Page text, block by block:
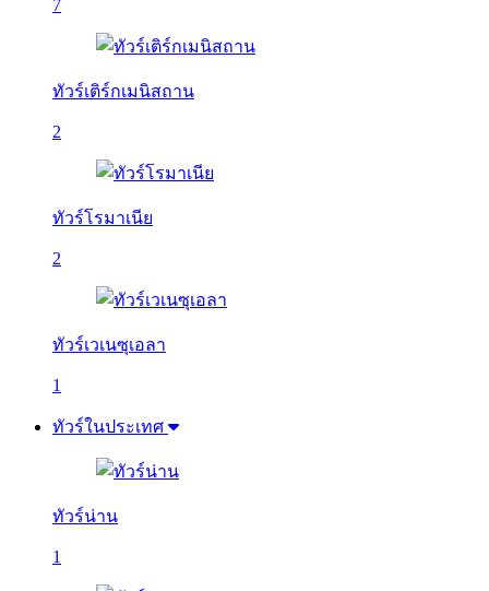
7
ทัวร์เติร์กเมนิสถาน
2
ทัวร์โรมาเนีย
2
ทัวร์เวเนซุเอลา
1
ทัวร์ในประเทศ
ทัวร์น่าน
1